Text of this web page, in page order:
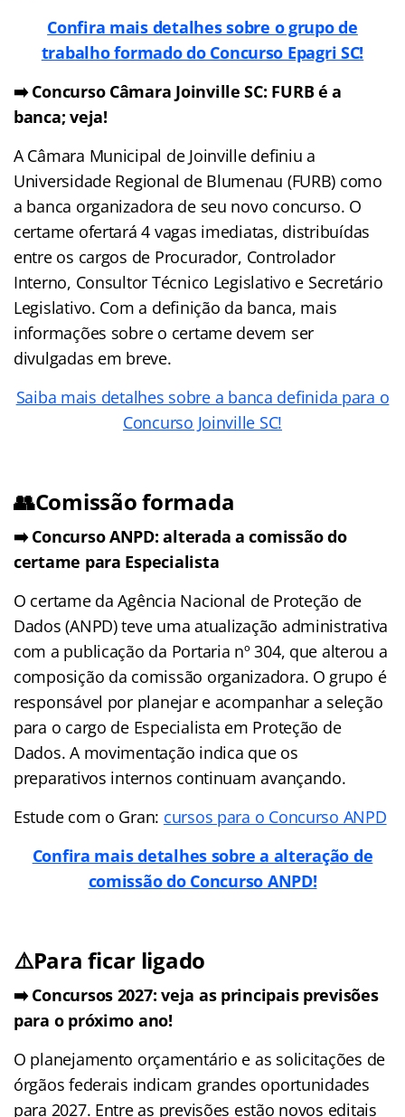
Confira mais detalhes sobre o grupo de
trabalho formado do Concurso Epagri SC!
➡️ Concurso Câmara Joinville SC: FURB é a
banca; veja!
A Câmara Municipal de Joinville definiu a
Universidade Regional de Blumenau (FURB) como
a banca organizadora de seu novo concurso. O
certame ofertará 4 vagas imediatas, distribuídas
entre os cargos de Procurador, Controlador
Interno, Consultor Técnico Legislativo e Secretário
Legislativo. Com a definição da banca, mais
informações sobre o certame devem ser
divulgadas em breve.
Saiba mais detalhes sobre a banca definida para o
Concurso Joinville SC!
👥Comissão formada
➡️ Concurso ANPD: alterada a comissão do
certame para Especialista
O certame da Agência Nacional de Proteção de
Dados (ANPD) teve uma atualização administrativa
com a publicação da Portaria nº 304, que alterou a
composição da comissão organizadora. O grupo é
responsável por planejar e acompanhar a seleção
para o cargo de Especialista em Proteção de
Dados. A movimentação indica que os
preparativos internos continuam avançando.
Estude com o Gran: cursos para o Concurso ANPD
Confira mais detalhes sobre a alteração de
comissão do Concurso ANPD!
⚠️Para ficar ligado
➡️ Concursos 2027: veja as principais previsões
para o próximo ano!
O planejamento orçamentário e as solicitações de
órgãos federais indicam grandes oportunidades
para 2027. Entre as previsões estão novos editais